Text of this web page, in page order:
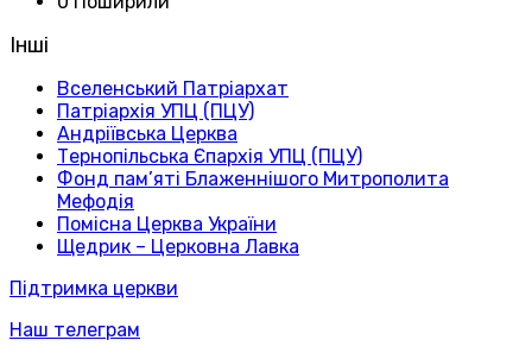
Інші
Вселенський Патріархат
Патріархія УПЦ (ПЦУ)
Андріївська Церква
Тернопільська Єпархія УПЦ (ПЦУ)
Фонд пам’яті Блаженнішого Митрополита
Мефодія
Помісна Церква України
Щедрик – Церковна Лавка
Підтримка церкви
Наш телеграм